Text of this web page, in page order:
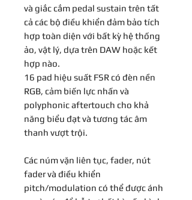
và giắc cắm pedal sustain trên tất
cả các bộ điều khiển đảm bảo tích
hợp toàn diện với bất kỳ hệ thống
ảo, vật lý, dựa trên DAW hoặc kết
hợp nào.
16 pad hiệu suất FSR có đèn nền
RGB, cảm biến lực nhấn và
polyphonic aftertouch cho khả
năng biểu đạt và tương tác âm
thanh vượt trội.
Các núm vặn liên tục, fader, nút
fader và điều khiển
pitch/modulation có thể được ánh